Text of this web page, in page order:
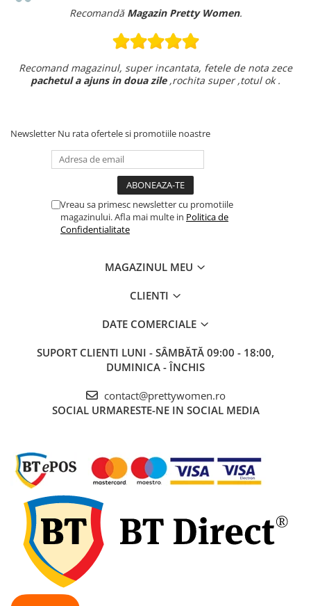
Recomandă Magazin Pretty Women.
Recomand magazinul, super incantata, fetele de nota zece
pachetul a ajuns in doua zile,rochita super ,totul ok .
Newsletter Nu rata ofertele si promotiile noastre
Vreau sa primesc newsletter cu promotiile
magazinului. Afla mai multe in Politica de
Confidentialitate
MAGAZINUL MEU
CLIENTI
DATE COMERCIALE
SUPORT CLIENTI LUNI - SÂMBĂTĂ 09:00 - 18:00,
DUMINICA - ÎNCHIS
contact@prettywomen.ro
SOCIAL URMARESTE-NE IN SOCIAL MEDIA